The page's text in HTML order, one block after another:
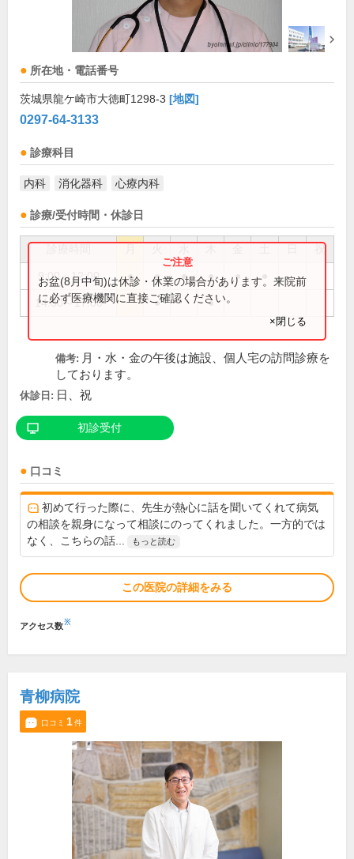
所在地・電話番号
茨城県龍ケ崎市大徳町1298-3 [地図]
0297-64-3133
診療科目
内科 消化器科 心療内科
診療/受付時間・休診日
祝
9:00～12:00 ● ● ● ● ●
14:30～17:00 ● ●
お盆(8月中旬)は休診・休業の場合があります。来院前
に必ず医療機関に直接ご確認ください。
×閉じる
備考: 月・水・金の午後は施設、個人宅の訪問診療を
しております。
休診日: 日、祝
初診受付
口コミ
初めて行った際に、先生が熱心に話を聞いてくれて病気
の相談を親身になって相談にのってくれました。一方的では
なく、こちらの話...
もっと読む
この医院の詳細をみる
アクセス数※
青柳病院
口コミ 1件